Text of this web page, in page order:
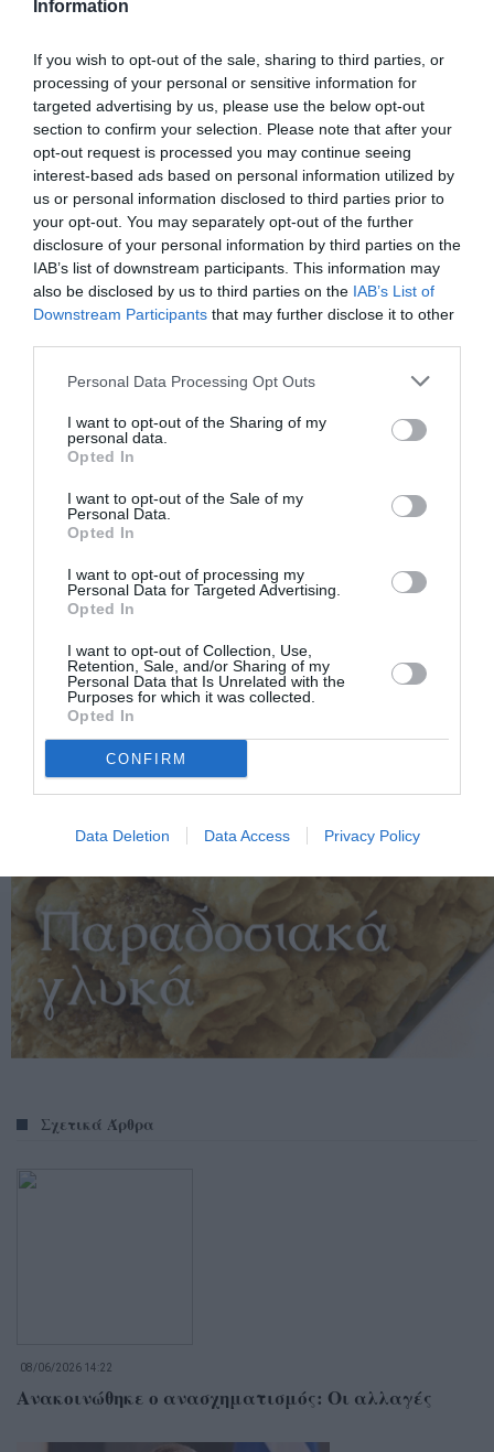
Information
If you wish to opt-out of the sale, sharing to third parties, or
processing of your personal or sensitive information for
targeted advertising by us, please use the below opt-out
section to confirm your selection. Please note that after your
opt-out request is processed you may continue seeing
interest-based ads based on personal information utilized by
us or personal information disclosed to third parties prior to
your opt-out. You may separately opt-out of the further
disclosure of your personal information by third parties on the
IAB’s list of downstream participants. This information may
also be disclosed by us to third parties on the IAB’s List of
Downstream Participants that may further disclose it to other
Personal Data Processing Opt Outs
I want to opt-out of the Sharing of my
personal data.
Opted In
I want to opt-out of the Sale of my
Personal Data.
Opted In
I want to opt-out of processing my
Personal Data for Targeted Advertising.
Opted In
I want to opt-out of Collection, Use,
Retention, Sale, and/or Sharing of my
Personal Data that Is Unrelated with the
Purposes for which it was collected.
Opted In
CONFIRM
Data Deletion Data Access Privacy Policy
Σχετικά Άρθρα
08/06/2026 14:22
Ανακοινώθηκε ο ανασχηματισμός: Οι αλλαγές